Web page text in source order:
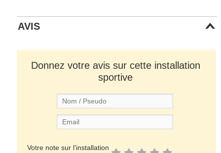
AVIS
Donnez votre avis sur cette installation
sportive
Votre note sur l'installation